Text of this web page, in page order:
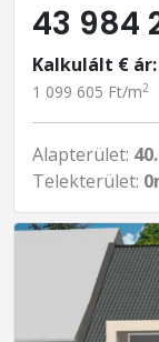
43 984
Kalkulált € ár:
1 099 605 Ft/m2
Alapterület:
Telekterület: